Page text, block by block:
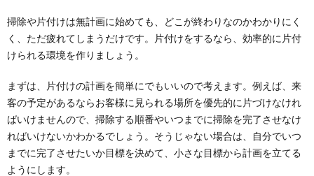
掃除や片付けは無計画に始めても、どこが終わりなのかわかりにく
く、ただ疲れてしまうだけです。片付けをするなら、効率的に片付
けられる環境を作りましょう。
まずは、片付けの計画を簡単にでもいいので考えます。例えば、来
客の予定があるならお客様に見られる場所を優先的に片づけなけれ
ばいけませんので、掃除する順番やいつまでに掃除を完了させなけ
ればいけないかわかるでしょう。そうじゃない場合は、自分でいつ
までに完了させたいか目標を決めて、小さな目標から計画を立てる
ようにします。